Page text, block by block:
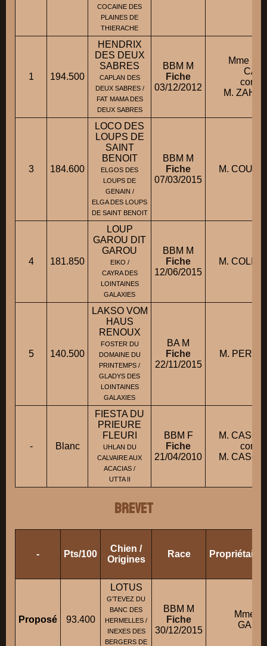
COCAINE DES
PLAINES DE
THIERACHE
1 194.500
HENDRIX
DES DEUX
SABRES
CAPLAN DES
DEUX SABRES /
FAT MAMA DES
DEUX SABRES
BBM M
Fiche
03/12/2012
Mme
M.
3 184.600
LOCO DES
LOUPS DE
SAINT
BENOIT
ELGOS DES
LOUPS DE
GENAIN /
ELGA DES LOUPS
DE SAINT BENOIT
BBM M
Fiche
07/03/2015
M.
4 181.850
LOUP
GAROU DIT
GAROU
EIKO /
CAYRA DES
LOINTAINES
GALAXIES
BBM M
Fiche
12/06/2015
M. COLIN
5 140.500
LAKSO VOM
HAUS
RENOUX
FOSTER DU
DOMAINE DU
PRINTEMPS /
GLADYS DES
LOINTAINES
GALAXIES
BA M
Fiche
22/11/2015
M.
- Blanc
FIESTA DU
PRIEURE
FLEURI
UHLAN DU
CALVAIRE AUX
ACACIAS /
UTTA II
BBM F
Fiche
21/04/2010
M.
M.
BREVET
- Pts/100
Chien /
Origines
Race
Proposé 93.400
LOTUS
G'TEVEZ DU
BANC DES
HERMELLES /
INEXES DES
BERGERS DE
BBM M
Fiche
30/12/2015
Mme